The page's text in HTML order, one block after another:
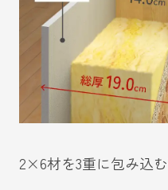
2×6材を3重に包み込む